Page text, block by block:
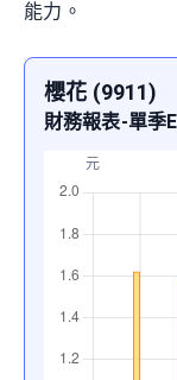
能力。